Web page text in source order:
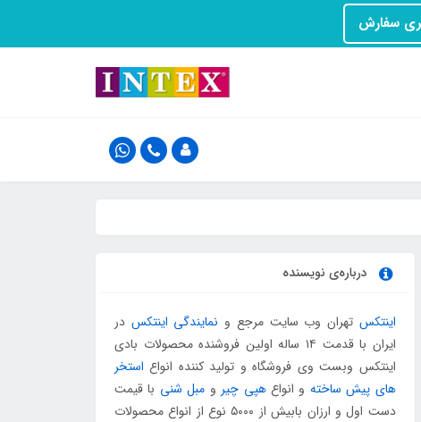
درباره‌ی نویسنده
اینتکس تهران وب سایت مرجع و نمایندگی اینتکس در
ایران با قدمت ۱۴ ساله اولین فروشنده محصولات بادی
اینتکس وبست وی فروشگاه و تولید کننده انواع استخر
های پیش ساخته و انواعهپی چیر و مبل شنی با قیمت
دست اول و ارزان بابیش از ۵۰۰۰ نوع از انواع محصولات